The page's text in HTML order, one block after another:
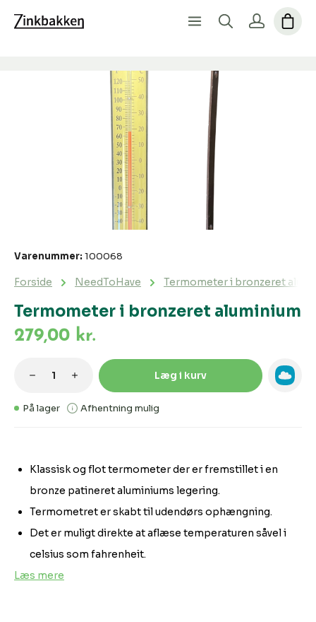
Spring over billedgalleri
Termometer i bronzeret aluminium
Forside NeedToHave Termometer i bronzeret
Varenummer: 100068
Klassisk og flot termometer der er fremstillet i en
bronze patineret aluminiums legering.
Termometret er skabt til udendørs ophængning.
Det er muligt direkte at aflæse temperaturen såvel i
celsius som fahrenheit.
Læs mere
279,00 kr.
På lager Afhentning mulig
Produktmængde: Indtast den
Læg i kurv